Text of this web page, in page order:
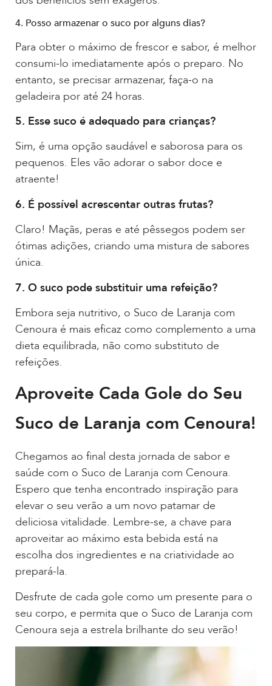
4. Posso armazenar o suco por alguns dias?
Para obter o máximo de frescor e sabor, é melhor
consumi-lo imediatamente após o preparo. No
entanto, se precisar armazenar, faça-o na
geladeira por até 24 horas.
5. Esse suco é adequado para crianças?
Sim, é uma opção saudável e saborosa para os
pequenos. Eles vão adorar o sabor doce e
atraente!
6. É possível acrescentar outras frutas?
Claro! Maçãs, peras e até pêssegos podem ser
ótimas adições, criando uma mistura de sabores
única.
7. O suco pode substituir uma refeição?
Embora seja nutritivo, o Suco de Laranja com
Cenoura é mais eficaz como complemento a uma
dieta equilibrada, não como substituto de
refeições.
Aproveite Cada Gole do Seu
Suco de Laranja com Cenoura!
Chegamos ao final desta jornada de sabor e
saúde com o Suco de Laranja com Cenoura.
Espero que tenha encontrado inspiração para
elevar o seu verão a um novo patamar de
deliciosa vitalidade. Lembre-se, a chave para
aproveitar ao máximo esta bebida está na
escolha dos ingredientes e na criatividade ao
prepará-la.
Desfrute de cada gole como um presente para o
seu corpo, e permita que o Suco de Laranja com
Cenoura seja a estrela brilhante do seu verão!